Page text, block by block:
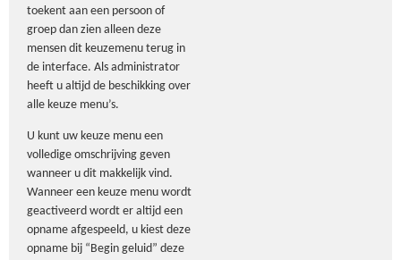
toekent aan een persoon of
groep dan zien alleen deze
mensen dit keuzemenu terug in
de interface. Als administrator
heeft u altijd de beschikking over
alle keuze menu’s.
U kunt uw keuze menu een
volledige omschrijving geven
wanneer u dit makkelijk vind.
Wanneer een keuze menu wordt
geactiveerd wordt er altijd een
opname afgespeeld, u kiest deze
opname bij “Begin geluid” deze